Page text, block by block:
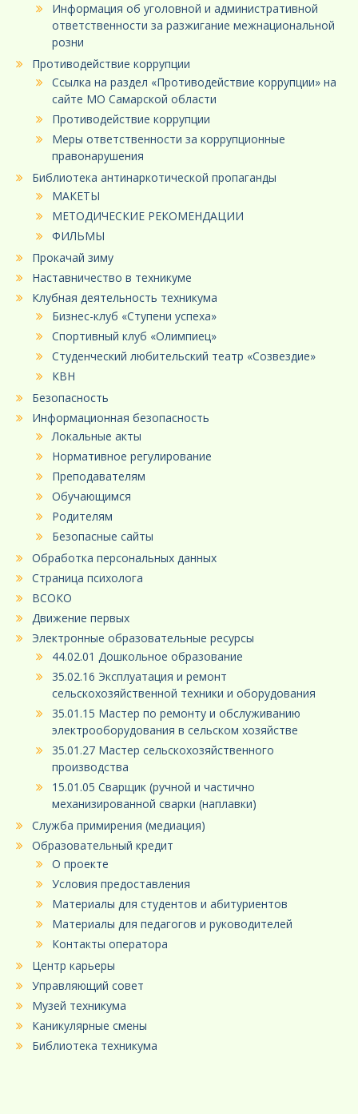
Информация об уголовной и административной
ответственности за разжигание межнациональной
розни
Противодействие коррупции
Ссылка на раздел «Противодействие коррупции» на
сайте МО Самарской области
Противодействие коррупции
Меры ответственности за коррупционные
правонарушения
Библиотека антинаркотической пропаганды
МАКЕТЫ
МЕТОДИЧЕСКИЕ РЕКОМЕНДАЦИИ
ФИЛЬМЫ
Прокачай зиму
Наставничество в техникуме
Клубная деятельность техникума
Бизнес-клуб «Ступени успеха»
Спортивный клуб «Олимпиец»
Студенческий любительский театр «Созвездие»
КВН
Безопасность
Информационная безопасность
Локальные акты
Нормативное регулирование
Преподавателям
Обучающимся
Родителям
Безопасные сайты
Обработка персональных данных
Страница психолога
ВСОКО
Движение первых
Электронные образовательные ресурсы
44.02.01 Дошкольное образование
35.02.16 Эксплуатация и ремонт
сельскохозяйственной техники и оборудования
35.01.15 Мастер по ремонту и обслуживанию
электрооборудования в сельском хозяйстве
35.01.27 Мастер сельскохозяйственного
производства
15.01.05 Сварщик (ручной и частично
механизированной сварки (наплавки)
Служба примирения (медиация)
Образовательный кредит
О проекте
Условия предоставления
Материалы для студентов и абитуриентов
Материалы для педагогов и руководителей
Контакты оператора
Центр карьеры
Управляющий совет
Музей техникума
Каникулярные смены
Библиотека техникума